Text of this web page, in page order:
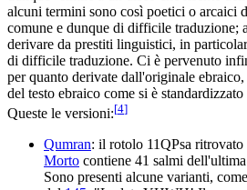
alcuni termini sono così poetici o arcaici
comune e dunque di difficile traduzione;
derivare da prestiti linguistici, in
di difficile traduzione. Ci è pervenuto
per quanto derivate dall'originale
del testo ebraico come si è
Queste le versioni:[4]
Qumran: il rotolo 11QPsa
Morto contiene 41 salmi
Sono presenti alcune varianti,